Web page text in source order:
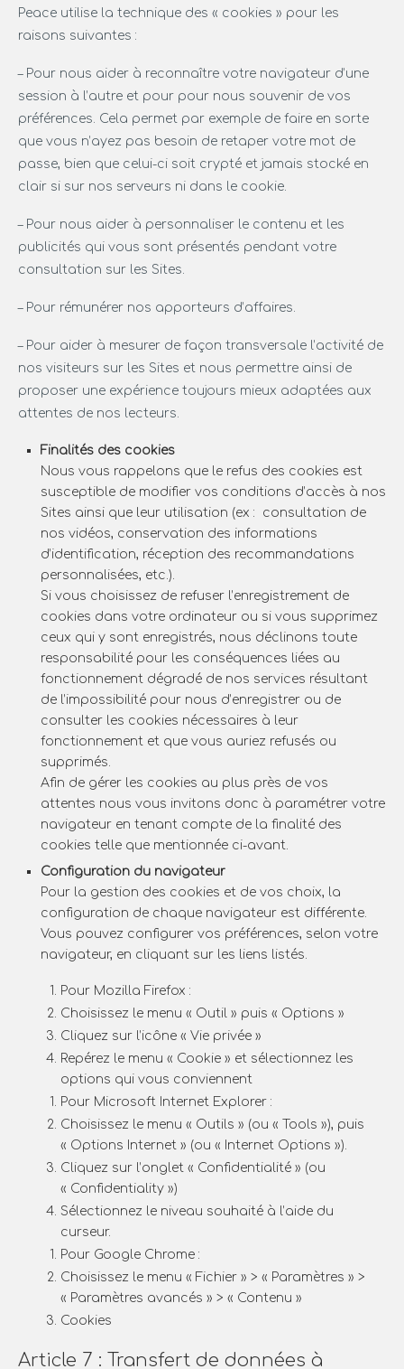
Peace utilise la technique des « cookies » pour les
raisons suivantes :
– Pour nous aider à reconnaître votre navigateur d’une
session à l’autre et pour pour nous souvenir de vos
préférences. Cela permet par exemple de faire en sorte
que vous n’ayez pas besoin de retaper votre mot de
passe, bien que celui-ci soit crypté et jamais stocké en
clair si sur nos serveurs ni dans le cookie.
– Pour nous aider à personnaliser le contenu et les
publicités qui vous sont présentés pendant votre
consultation sur les Sites.
– Pour rémunérer nos apporteurs d’affaires.
– Pour aider à mesurer de façon transversale l’activité de
nos visiteurs sur les Sites et nous permettre ainsi de
proposer une expérience toujours mieux adaptées aux
attentes de nos lecteurs.
Finalités des cookies
Nous vous rappelons que le refus des cookies est
susceptible de modifier vos conditions d’accès à nos
Sites ainsi que leur utilisation (ex : consultation de
nos vidéos, conservation des informations
d’identification, réception des recommandations
personnalisées, etc.).
Si vous choisissez de refuser l’enregistrement de
cookies dans votre ordinateur ou si vous supprimez
ceux qui y sont enregistrés, nous déclinons toute
responsabilité pour les conséquences liées au
fonctionnement dégradé de nos services résultant
de l’impossibilité pour nous d’enregistrer ou de
consulter les cookies nécessaires à leur
fonctionnement et que vous auriez refusés ou
supprimés.
Afin de gérer les cookies au plus près de vos
attentes nous vous invitons donc à paramétrer votre
navigateur en tenant compte de la finalité des
cookies telle que mentionnée ci-avant.
Configuration du navigateur
Pour la gestion des cookies et de vos choix, la
configuration de chaque navigateur est différente.
Vous pouvez configurer vos préférences, selon votre
navigateur, en cliquant sur les liens listés.
Pour Mozilla Firefox :
Choisissez le menu « Outil » puis « Options »
Cliquez sur l’icône « Vie privée »
Repérez le menu « Cookie » et sélectionnez les
options qui vous conviennent
Pour Microsoft Internet Explorer :
Choisissez le menu « Outils » (ou « Tools »), puis
« Options Internet » (ou « Internet Options »).
Cliquez sur l’onglet « Confidentialité » (ou
« Confidentiality »)
Sélectionnez le niveau souhaité à l’aide du
curseur.
Pour Google Chrome :
Choisissez le menu « Fichier » > « Paramètres » >
« Paramètres avancés » > « Contenu »
Cookies
Article 7 : Transfert de données à